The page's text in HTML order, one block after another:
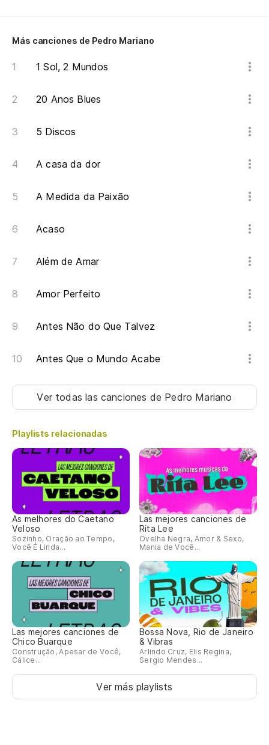
Más canciones de Pedro Mariano
1 Sol, 2 Mundos
20 Anos Blues
5 Discos
A casa da dor
A Medida da Paixão
Acaso
Além de Amar
Amor Perfeito
Antes Não do Que Talvez
Antes Que o Mundo Acabe
Ver todas las canciones de Pedro Mariano
Playlists relacionadas
As melhores do Caetano
Veloso
Sozinho, Oração ao Tempo,
Você É Linda...
Las mejores canciones de
Rita Lee
Ovelha Negra, Amor & Sexo,
Mania de Você...
Las mejores canciones de
Chico Buarque
Construção, Apesar de Você,
Cálice...
Bossa Nova, Rio de Janeiro
& Vibras
Arlindo Cruz, Elis Regina,
Sergio Mendes...
Ver más playlists